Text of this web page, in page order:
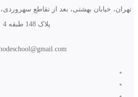
تهران، خیابان بهشتی، بعد از تقاطع
پلاک 148 طبقه 4